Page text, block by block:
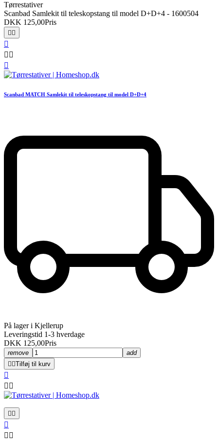
Tørrestativer
Scanbad Samlekit til teleskopstang til model D+D+4 - 1600504
DKK 125,00Pris
 

 

Scanbad MATCH Samlekit til teleskopstang til model D+D+4
På lager i Kjellerup
Leveringstid 1-3 hverdage
DKK 125,00Pris
remove
add
 Tilføj til kurv

 
 

 